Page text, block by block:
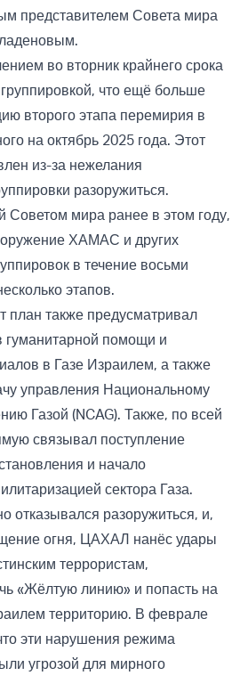
представителем Совета мира
во вторник крайнего срока
что ещё больше
второго этапа перемирия в
на октябрь 2025 года. Этот
из-за нежелания
разоружиться.
мира ранее в этом году,
ХАМАС и других
в течение восьми
этапов.
план также предусматривал
гуманитарной помощи и
в Газе Израилем, а также
управления Национальному
Газой (NCAG). Также, по всей
связывал поступление
и начало
сектора Газа.
отказывался разоружиться, и,
огня, ЦАХАЛ нанёс удары
террористам,
«Жёлтую линию» и попасть на
территорию. В феврале
эти нарушения режима
угрозой для мирного